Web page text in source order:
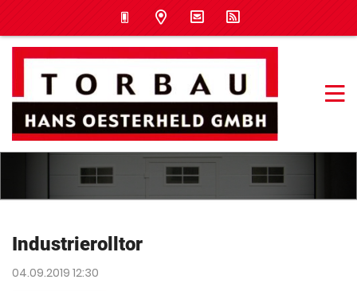
Industrierolltor
04.09.2019 12:30